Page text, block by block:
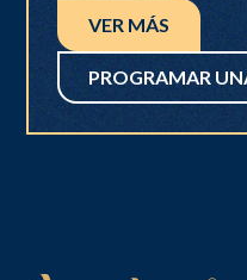
VER MÁS
PROGRAMAR